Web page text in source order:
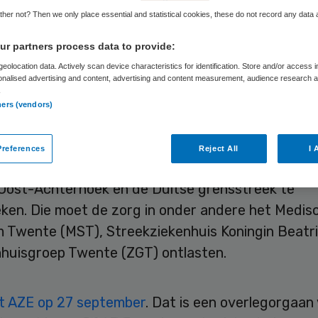
Euregio (AZE) heeft een subsidie van 2,5 ton
om de mogelijkheid voor een pandemie-unit in
Achterhoek en de Duitse grensstreek te
Die moet de zorg in onder andere het
Twente (MST), Streekziekenhuis Koningin
Twente (ZGT) ontlasten.
AZE op 27 september. Dat is een overlegorgaan
not? Then we only place essential and statistical cookies, these do not record any data
partners process data to provide:
data. Actively scan device characteristics for identification. Store and/or access
advertising and content, advertising and content measurement, audience research
(vendors)
Reject All I